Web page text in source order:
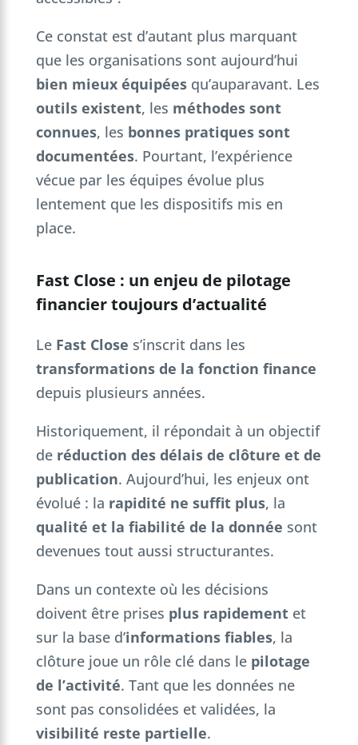
Ce constat est d’autant plus marquant
que les organisations sont aujourd’hui
bien mieux équipéesqu’auparavant. Les
outils existent, les méthodes sont
connues, les bonnes pratiques sont
documentées. Pourtant, l’expérience
vécue par les équipes évolue plus
lentement que les dispositifs mis en
place.
Fast Close : un enjeu de pilotage
financier toujours d’actualité
Le Fast Close s’inscrit dans les
transformations de la fonction finance
depuis plusieurs années.
Historiquement, il répondait à un objectif
de réduction des délais de clôture et de
publication. Aujourd’hui, les enjeux ont
évolué : la rapidité ne suffit plus, la
qualité et la fiabilité de la donnée sont
devenues tout aussi structurantes.
Dans un contexte où les décisions
doivent être prises plus rapidementet
sur la base d’informations fiables, la
clôture joue un rôle clé dans le pilotage
de l’activité. Tant que les données ne
sont pas consolidées et validées, la
visibilité reste partielle.